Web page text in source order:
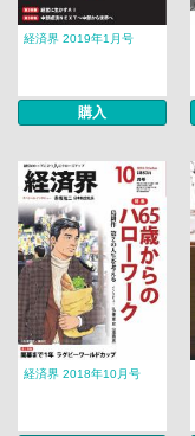
経済界 2019年1月号
購入
経済界 2018年10月号